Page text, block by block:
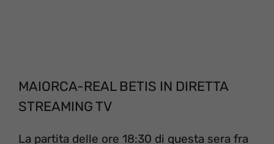
MAIORCA-REAL BETIS IN DIRETTA
STREAMING TV
La partita delle ore 18:30 di questa sera fra